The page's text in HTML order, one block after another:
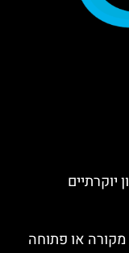
מקורה או פתוחה